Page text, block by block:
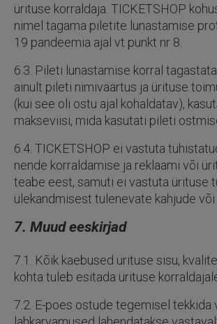
ürituse korraldaja. TICKETSHOP
nimel tagama piletite lunastamise
19 pandeemia ajal vt punkt nr 8.
6.3. Pileti lunastamise korral
ainult pileti nimiväärtus ja ürituse
(kui see oli ostu ajal kohaldatav),
makseviisi, mida kasutati pileti
6.4. TICKETSHOP ei vastuta
nende korraldamise ja reklaami või
teabe eest, samuti ei vastuta ürituse
ülekandmisest tulenevate kahjude
7. Muud eeskirjad
7.1. Kõik kaebused ürituse sisu,
kohta tuleb esitada ürituse
7.2. E-poes ostude tegemisel tekkida